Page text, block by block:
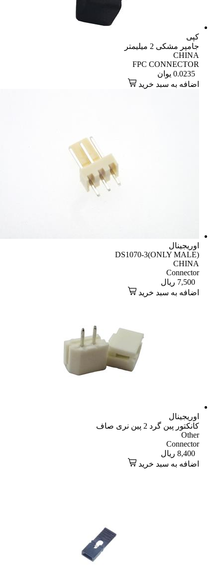
کپی
جامپر مشکی 2 میلیمتر
CHINA
FPC CONNECTOR
0.0235 یوان
اضافه به سبد خرید
اوریجینال
DS1070-3(ONLY MALE)
CHINA
Connector
7,500 ریال
اضافه به سبد خرید
اوریجینال
کانکتور پین گرد 2 پین نری صاف
Other
Connector
8,400 ریال
اضافه به سبد خرید